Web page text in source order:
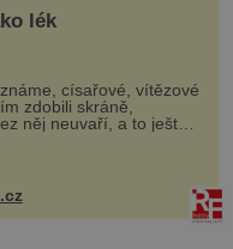
lék
císařové, vítězové
zdobili skráně,
něj neuvaří, a to ještě
list může výrazně
naše neduhy.
malém množství ně...